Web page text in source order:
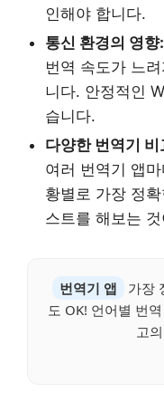
인해야 합니다.
통신 환경의 영향:
번역 속도가 느
니다. 안정적인
습니다.
다양한 번역기 비
여러 번역기 앱
황별로 가장 정
스트를 해보는
번역기 앱
가장
도 OK! 언어별 번
고